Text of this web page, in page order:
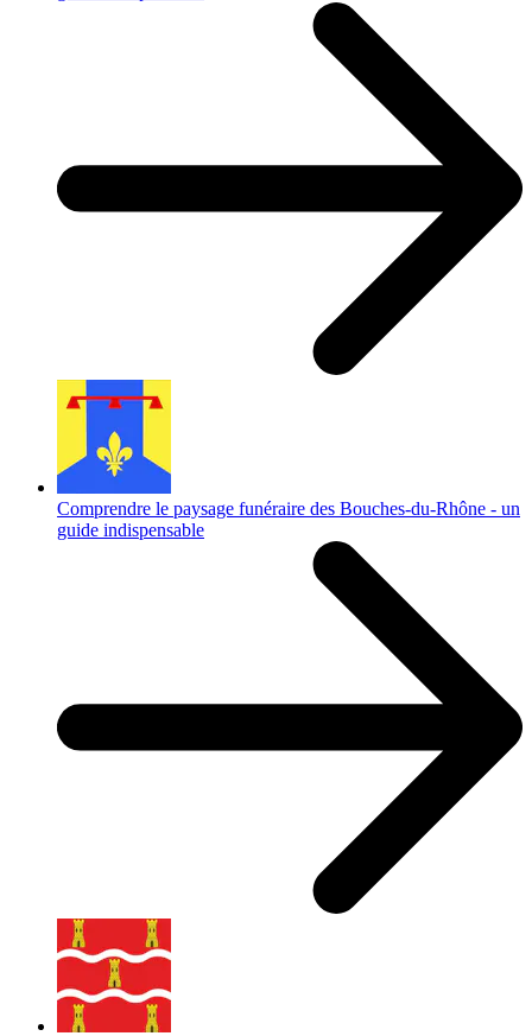
Comprendre le paysage funéraire des Bouches-du-Rhône - un
guide indispensable